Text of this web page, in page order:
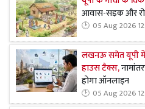
आवास-सड़क और
05 Aug 2026
लखनऊ समेत यूपी में
हाउस टैक्स,
होगा ऑनलाइन
05 Aug 2026